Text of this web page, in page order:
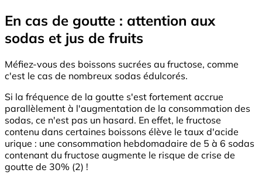
En cas de goutte : attention aux
sodas et jus de fruits
Méfiez-vous des boissons sucrées au fructose, comme
c'est le cas de nombreux sodas édulcorés.
Si la fréquence de la goutte s'est fortement accrue
parallèlement à l'augmentation de la consommation des
sodas, ce n'est pas un hasard. En effet, le fructose
contenu dans certaines boissons élève le taux d'acide
urique : une consommation hebdomadaire de 5 à 6 sodas
contenant du fructose augmente le risque de crise de
goutte de 30% (2) !